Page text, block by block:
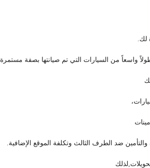
واسعاً من السيارات التي تم صيانتها بصفة مستمرة
ضد الطرف الثالث وتكلفة الموقع الإضافية.